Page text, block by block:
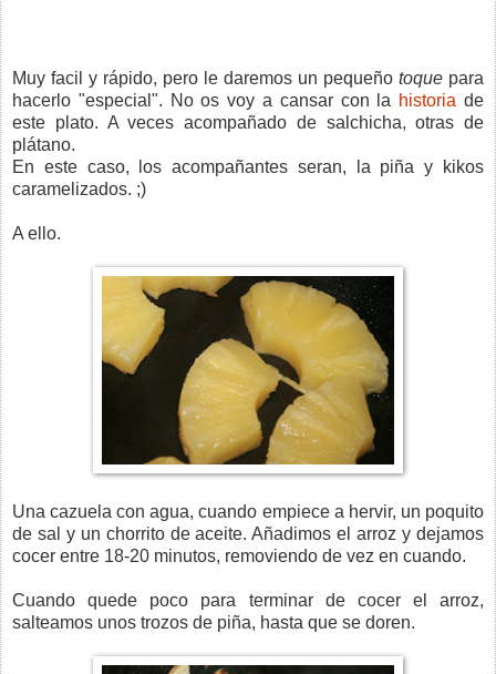
Muy facil y rápido, pero le daremos un pequeño toque para
hacerlo "especial". No os voy a cansar con la historia de
este plato. A veces acompañado de salchicha, otras de
plátano.
En este caso, los acompañantes seran, la piña y kikos
caramelizados. ;)
A ello.
Una cazuela con agua, cuando empiece a hervir, un poquito
de sal y un chorrito de aceite. Añadimos el arroz y dejamos
cocer entre 18-20 minutos, removiendo de vez en cuando.
Cuando quede poco para terminar de cocer el arroz,
salteamos unos trozos de piña, hasta que se doren.